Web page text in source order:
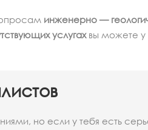
инженерно —
услугах вы можете у
но если у тебя есть